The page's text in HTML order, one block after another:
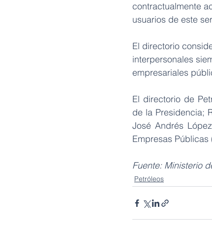
contractualmente
usuarios de este
El directorio
interpersonales
empresariales
El directorio de
de la Presidencia;
José Andrés
Empresas Públicas
Fuente: Ministerio
Petróleos